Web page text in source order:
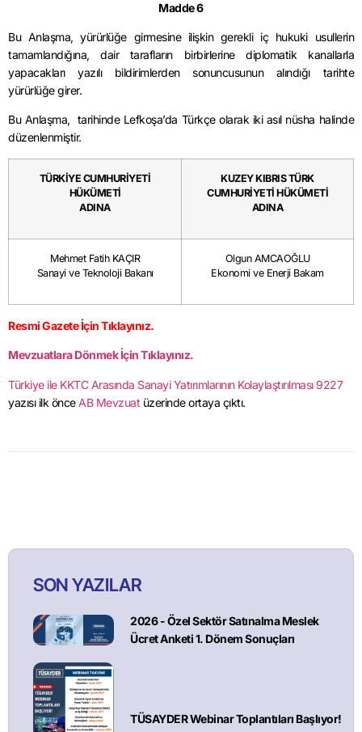
Madde 6
Bu Anlaşma, yürürlüğe girmesine ilişkin gerekli iç hukuki usullerin
tamamlandığına, dair tarafların birbirlerine diplomatik kanallarla
yapacakları yazılı bildirimlerden sonuncusunun alındığı tarihte
yürürlüğe girer.
Bu Anlaşma, tarihinde Lefkoşa’da Türkçe olarak iki asıl nüsha halinde
düzenlenmiştir.
TÜRKİYE CUMHURİYETİ
HÜKÜMETİ
ADINA
KUZEY KIBRIS TÜRK
CUMHURİYETİ HÜKÜMETİ
ADINA
Mehmet Fatih KAÇIR
Sanayi ve Teknoloji Bakanı
Olgun AMCAOĞLU
Ekonomi ve Enerji Bakam
Resmi Gazete İçin Tıklayınız.
Mevzuatlara Dönmek İçin Tıklayınız.
Türkiye ile KKTC Arasında Sanayi Yatırımlarının Kolaylaştırılması 9227
yazısı ilk önce AB Mevzuat üzerinde ortaya çıktı.
SON YAZILAR
2026 - Özel Sektör Satınalma Meslek
Ücret Anketi 1. Dönem Sonuçları
TÜSAYDER Webinar Toplantıları Başlıyor!